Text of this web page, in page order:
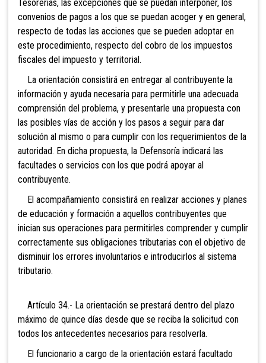
Tesorerías, las excepciones que se puedan interponer, los
convenios de pagos a los que se puedan acoger y en general,
respecto de todas las acciones que se pueden adoptar en
este procedimiento, respecto del cobro de los impuestos
fiscales del impuesto y territorial.
La orientación consistirá en entregar al contribuyente la
información y ayuda necesaria para permitirle una adecuada
comprensión del problema, y presentarle una propuesta con
las posibles vías de acción y los pasos a seguir para dar
solución al mismo o para cumplir con los requerimientos de la
autoridad. En dicha propuesta, la Defensoría indicará las
facultades o servicios con los que podrá apoyar al
contribuyente.
El acompañamiento consistirá en realizar acciones y planes
de educación y formación a aquellos contribuyentes que
inician sus operaciones para permitirles comprender y cumplir
correctamente sus obligaciones tributarias con el objetivo de
disminuir los errores involuntarios e introducirlos al sistema
tributario.
Artículo 34.- La orientación se prestará dentro del plazo
máximo de quince días desde que se reciba la solicitud con
todos los antecedentes necesarios para resolverla.
El funcionario a cargo de la orientación estará facultado